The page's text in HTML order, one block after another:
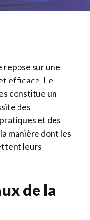
repose sur une
efficace. Le
constitue un
des
et des
manière dont les
leurs
de la